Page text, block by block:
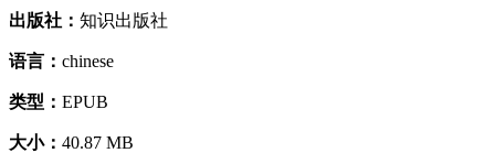
出版社： 知识出版社
语言： chinese
类型： EPUB
大小： 40.87 MB